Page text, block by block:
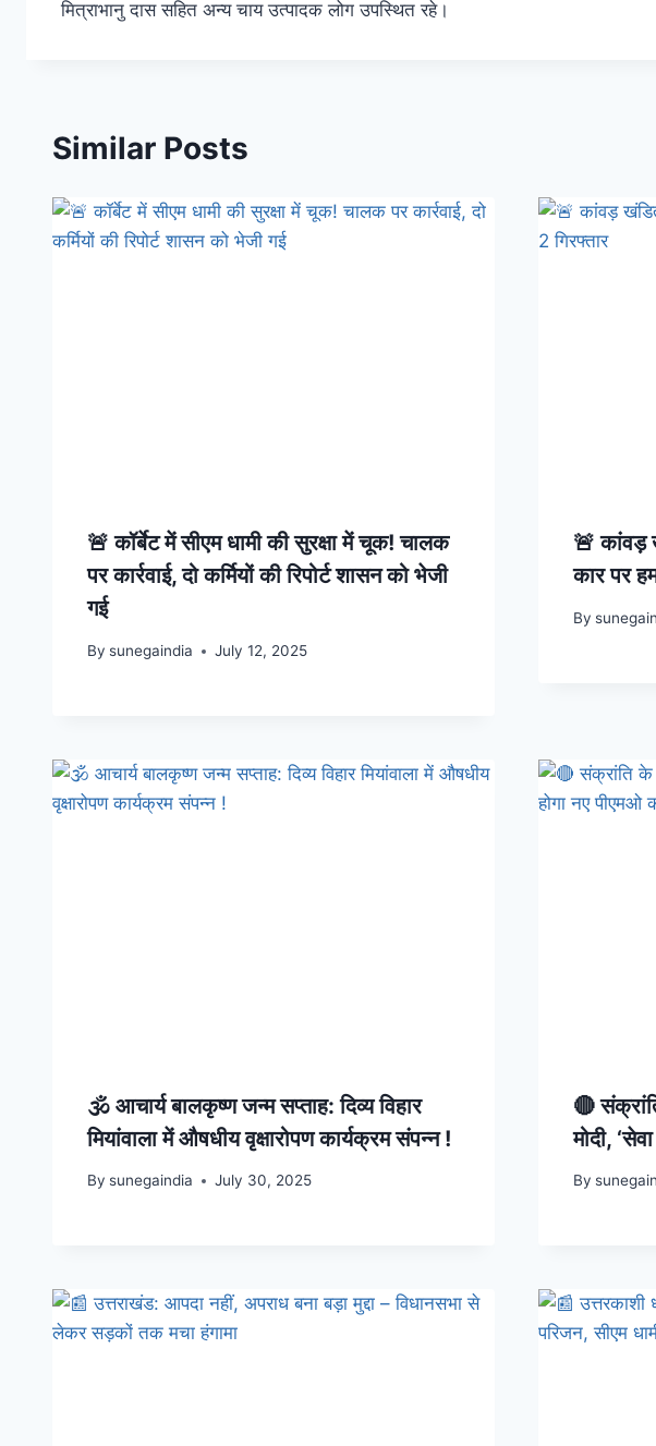
मित्राभानु दास सहित अन्य चाय उत्पादक लोग उपस्थित रहे।
Similar Posts
🚨 कॉर्बेट में सीएम धामी की सुरक्षा में चूक! चालक
पर कार्रवाई, दो कर्मियों की रिपोर्ट शासन को भेजी
गई
By sunegaindia July 12, 2025
🚨 कांवड़
कार पर
By
🕉️ आचार्य बालकृष्ण जन्म सप्ताह: दिव्य विहार
मियांवाला में औषधीय वृक्षारोपण कार्यक्रम संपन्न !
By sunegaindia July 30, 2025
🔴
मोदी,
By